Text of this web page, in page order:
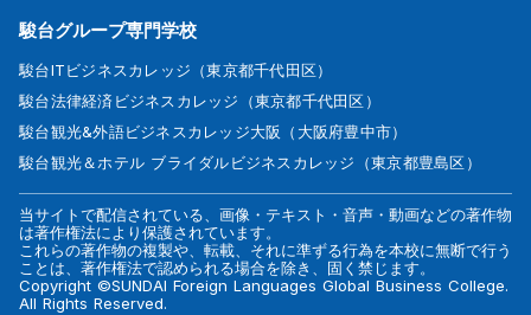
駿台グループ専門学校
駿台ITビジネスカレッジ（東京都千代田区）
駿台法律経済ビジネスカレッジ（東京都千代田区）
駿台観光&外語ビジネスカレッジ大阪（大阪府豊中市）
駿台観光＆ホテル ブライダルビジネスカレッジ（東京都豊島区）
当サイトで配信されている、画像・テキスト・音声・動画などの著作物
は著作権法により保護されています。
これらの著作物の複製や、転載、それに準ずる行為を本校に無断で行う
ことは、著作権法で認められる場合を除き、固く禁じます。
Copyright ©SUNDAI Foreign Languages Global Business College.
All Rights Reserved.